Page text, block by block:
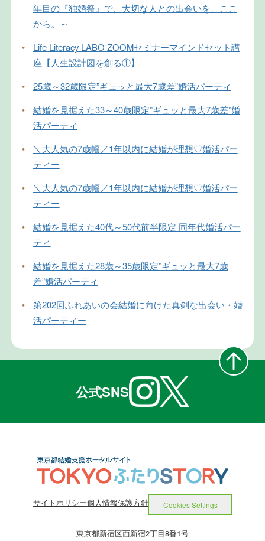
年目の『独婚祭』で、大切な人との出会いを、ここ
から。～
•
Life Literacy LABO ZOOMセミナーマインドセット講
座【人生設計図を創る①】
•
25歳～32歳限定”ギュッと最大7歳差”婚活パーティ
•
結婚を見据えた33～40歳限定”ギュッと最大7歳差”婚
活パーティ
•
＼大人気の7歳幅／1年以内に結婚が理想♡婚活パー
ティー
•
＼大人気の7歳幅／1年以内に結婚が理想♡婚活パー
ティー
•
結婚を見据えた40代～50代前半限定 同年代婚活パー
ティ
•
結婚を見据えた28歳～35歳限定”ギュッと最大7歳
差”婚活パーティ
•
第202回ふれあいの会結婚に向けた真剣な出会い・婚
活パーティー
公式SNS
サイトポリシー個人情報保護方針 Cookies Settings
東京都新宿区西新宿2丁目8番1号